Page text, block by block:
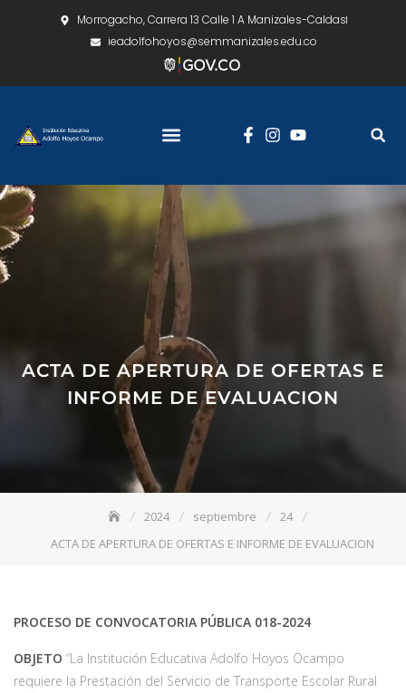
Morrogacho, Carrera 13 Calle 1 A Manizales-Caldas
ieadolfohoyos@semmanizales.edu.co
ACTA DE APERTURA DE OFERTAS E
INFORME DE EVALUACION
2024 septiembre
24
ACTA DE APERTURA DE OFERTAS E INFORME DE EVALUACION
PROCESO DE CONVOCATORIA PÚBLICA 018-2024
OBJETO “La Institución Educativa Adolfo Hoyos Ocampo
requiere la Prestación del Servicio de Transporte Escolar Rural